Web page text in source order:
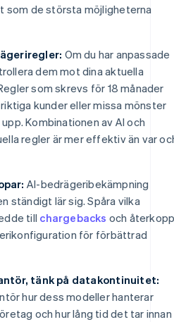
som de största möjligheterna
Om du har anpassade
dem mot dina aktuella
som skrevs för 18 månader
kunder eller missa mönster
Kombinationen av AI och
regler är mer effektiv än var
AI-bedrägeribekämpning
ständigt lär sig. Spåra vilka
till chargebacks och
för förbättrad
tänk på datakontinuitet:
hur dess modeller hanterar
och hur lång tid det tar innan